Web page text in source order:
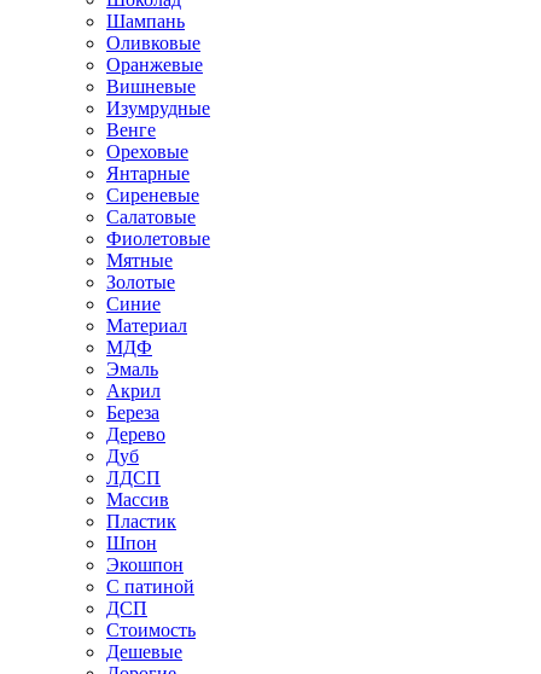
Шампань
Оливковые
Оранжевые
Вишневые
Изумрудные
Венге
Ореховые
Янтарные
Сиреневые
Салатовые
Фиолетовые
Мятные
Золотые
Синие
Материал
МДФ
Эмаль
Акрил
Береза
Дерево
Дуб
ЛДСП
Массив
Пластик
Шпон
Экошпон
С патиной
ДСП
Стоимость
Дешевые